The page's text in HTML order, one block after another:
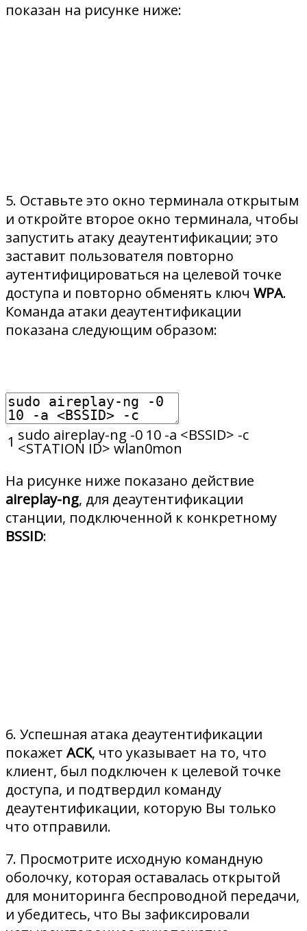
показан на рисунке ниже:
5. Оставьте это окно терминала открытым
и откройте второе окно терминала, чтобы
запустить атаку деаутентификации; это
заставит пользователя повторно
аутентифицироваться на целевой точке
доступа и повторно обменять ключ WPA.
Команда атаки деаутентификации
показана следующим образом:
1 sudo aireplay-ng -0 10 -a <BSSID> -c
<STATION ID> wlan0mon
На рисунке ниже показано действие
aireplay-ng, для деаутентификации
станции, подключенной к конкретному
BSSID:
6. Успешная атака деаутентификации
покажет ACK, что указывает на то, что
клиент, был подключен к целевой точке
доступа, и подтвердил команду
деаутентификации, которую Вы только
что отправили.
7. Просмотрите исходную командную
оболочку, которая оставалась открытой
для мониторинга беспроводной передачи,
и убедитесь, что Вы зафиксировали